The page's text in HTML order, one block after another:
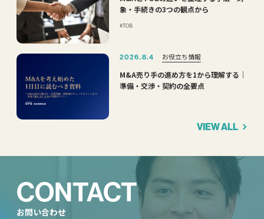
象・手続きの3つの観点から
TOB
2026.8.4 お役立ち情報
M&A売り手の進め方を1から理解する｜
準備・交渉・契約の全要点
VIEW ALL
CONTACT
お問い合わせ